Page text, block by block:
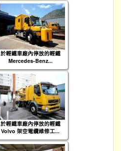
於輕鐵車廠內停放的輕鐵
Mercedes-Benz...
於輕鐵車廠內停放的輕鐵
Volvo 架空電纜維修工...